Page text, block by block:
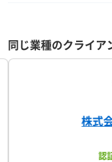
同じ業種のクライア
株式
認